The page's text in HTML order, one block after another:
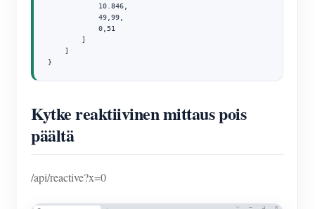
            10.846,
            49,99,
            0,51
        ]
    ]
}
Kytke reaktiivinen mittaus pois
päältä
/api/reactive?x=0